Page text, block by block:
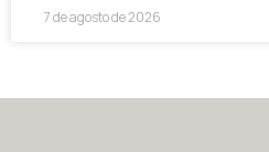
7 de agosto de 2026